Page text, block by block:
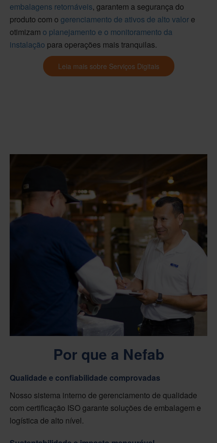
embalagens retornáveis, garantem a segurança do
produto com o gerenciamento de ativos de alto valor e
otimizam o planejamento e o monitoramento da
instalação para operações mais tranquilas.
Leia mais sobre Serviços Digitais
Por que a Nefab
Qualidade e confiabilidade comprovadas
Nosso sistema interno de gerenciamento de qualidade
com certificação ISO garante soluções de embalagem e
logística de alto nível.